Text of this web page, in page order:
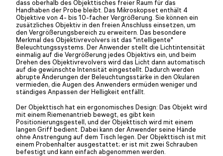
dass oberhalb des Objekttisches freier Raum für das
Handhaben der Probe bleibt. Das Mikroskopset enthält 4
Objektive von 4- bis 10-facher Vergrößerung. Sie können ein
zusätzliches Objektiv in den freien Anschluss einsetzen, um
den Vergrößerungsbereich zu erweitern. Das besondere
Merkmal des Objektivrevolvers ist das "intelligente"
Beleuchtungssystems. Der Anwender stellt die Lichtintensität
einmalig auf die Vergrößerung jedes Objektivs ein, und beim
Drehen des Objektivrevolvers wird das Licht dann automatisch
auf die gewünschte Intensität eingestellt. Dadurch werden
abrupte Änderungen der Beleuchtungsstärke in den Okularen
vermieden, die Augen des Anwenders ermüden weniger und
ständiges Anpassen der Helligkeit entfällt.
Der Objekttisch hat ein ergonomisches Design: Das Objekt wird
mit einem Riemenantrieb bewegt, es gibt kein
Positionierungsgestell, und der Objekttisch wird mit einem
langen Griff bedient. Dabei kann der Anwender seine Hände
ohne Anstrengung auf dem Tisch legen. Der Objekttisch ist mit
einem Probenhalter ausgestattet; er ist mit zwei Schrauben
befestigt und kann einfach abgenommen werden.